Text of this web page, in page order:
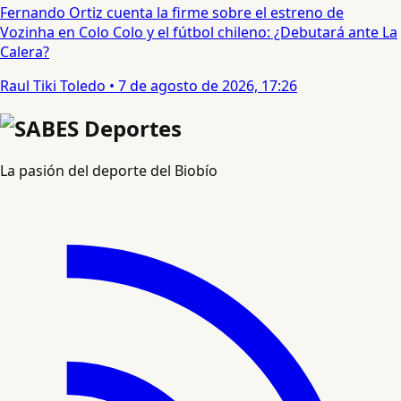
Fernando Ortiz cuenta la firme sobre el estreno de
Vozinha en Colo Colo y el fútbol chileno: ¿Debutará ante La
Calera?
Raul Tiki Toledo • 7 de agosto de 2026, 17:26
La pasión del deporte del Biobío